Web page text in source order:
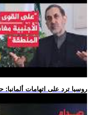
.. روسيا ترد على اتهامات